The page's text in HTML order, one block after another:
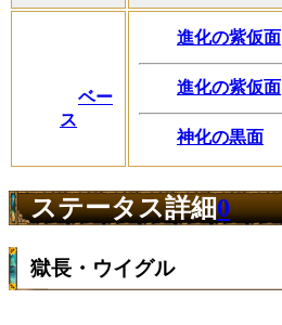
ベー
ス
進化の紫仮面
進化の紫仮面
神化の黒面
ステータス詳細0
獄長・ウイグル